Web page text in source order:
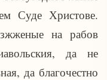
Суде Христове.
на рабов
да не
да благочестно